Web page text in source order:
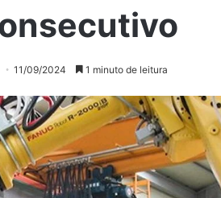
11/09/2024 1 minuto de leitura